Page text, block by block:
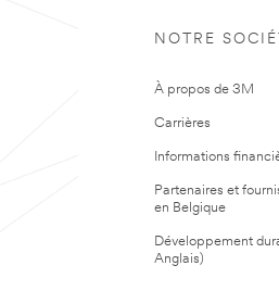
NOTRE
À propos de 3M
Carrières
Informations
Partenaires et
en Belgique
Développement
Anglais)